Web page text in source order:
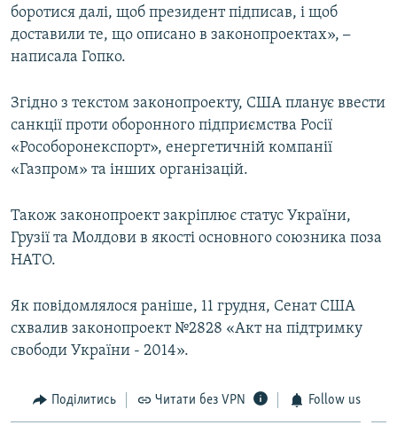
Усі сайти RFE/RL
боротися далі, щоб президент підписав, і щоб
доставили те, що описано в законопроектах», –
написала Гопко.
Згідно з текстом законопроекту, США планує ввести
санкції проти оборонного підприємства Росії
«Рособоронекспорт», енергетичній компанії
«Газпром» та інших організацій.
Також законопроект закріплює статус України,
Грузії та Молдови в якості основного союзника поза
НАТО.
Як повідомлялося раніше, 11 грудня, Сенат США
схвалив законопроект №2828 «Акт на підтримку
свободи України - 2014».
Поділитись Читати без VPN Follow us